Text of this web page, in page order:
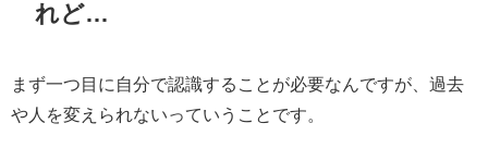
れど…
まず一つ目に自分で認識することが必要なんですが、過去
や人を変えられないっていうことです。